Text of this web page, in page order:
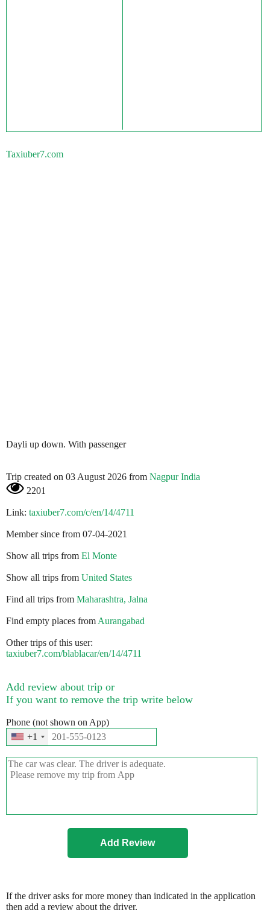
Taxiuber7.com
Dayli up down. With passenger
Trip created on 03 August 2026 from Nagpur India
2201
Link: taxiuber7.com/c/en/14/4711
Member since from 07-04-2021
Show all trips from El Monte
Show all trips from United States
Find all trips from Maharashtra, Jalna
Find empty places from Aurangabad
Other trips of this user:
taxiuber7.com/blablacar/en/14/4711
Add review about trip or
If you want to remove the trip write below
Phone (not shown on App)
+1
If the driver asks for more money than indicated in the application
then add a review about the driver.